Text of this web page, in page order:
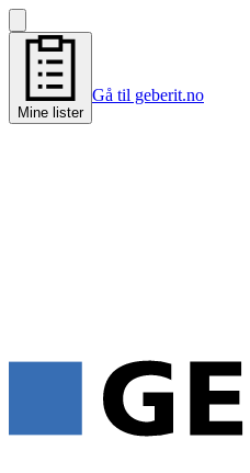
Mine lister
Gå til geberit.no